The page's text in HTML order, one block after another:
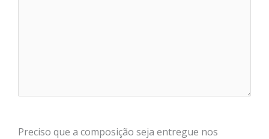
Preciso que a composição seja entregue nos